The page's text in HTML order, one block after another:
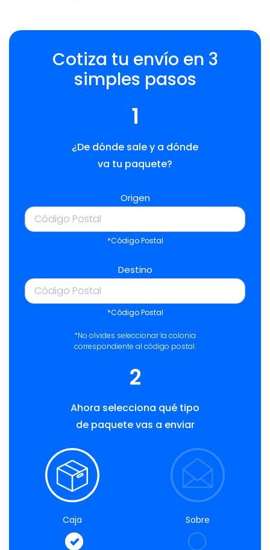
Cotiza tu envío en 3
simples pasos
1
¿De dónde sale y a dónde
va tu paquete?
Origen
*Código Postal
Destino
*Código Postal
*No olvides seleccionar la colonia
correspondiente al código postal.
2
Ahora selecciona qué tipo
de paquete vas a enviar
Caja Sobre